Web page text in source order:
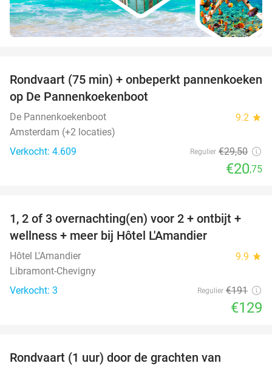
30%
Rondvaart (75 min) + onbeperkt pannenkoeken
op De Pannenkoekenboot
De Pannenkoekenboot 9.2 star
Amsterdam (+2 locaties)
Verkocht: 4.609
Regulier €29,50
€20,75
32%
TODAY
1, 2 of 3 overnachting(en) voor 2 + ontbijt +
wellness + meer bij Hôtel L'Amandier
Hôtel L'Amandier 9.9 star
Libramont-Chevigny
Verkocht: 3
Regulier €191
€129
Rondvaart (1 uur) door de grachten van